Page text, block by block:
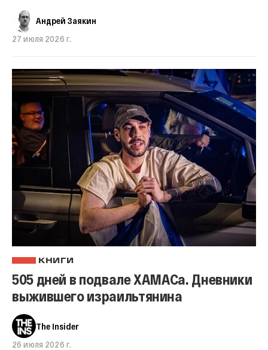
Андрей Заякин
27 июля 2026 г.
КНИГИ
505 дней в подвале ХАМАСа. Дневники
выжившего израильтянина
The Insider
26 июля 2026 г.